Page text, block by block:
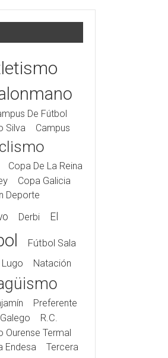
De Fútbol
Silva
Campus
Copa De La Reina
Copa Galicia
Deporte
Derbi El
Fútbol Sala
Lugo Natación
Preferente
R.C.
Ourense Termal
Endesa
Tercera